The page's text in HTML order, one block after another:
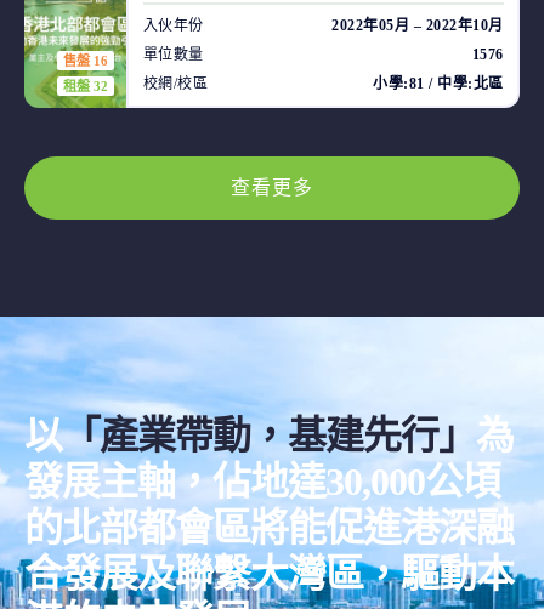
售盤 16
租盤 32
入伙年份
2022年05月 – 2022年10月
單位數量
1576
校網/校區
小學:81 / 中學:北區
查看更多
以「產業帶動，基建先行」 為
發展主軸，佔地達30,000公頃
的北部都會區將能促進港深融
合發展及聯繫大灣區，驅動本